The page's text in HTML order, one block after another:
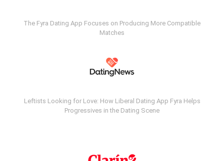
The Fyra Dating App Focuses on Producing More Compatible
Matches
Leftists Looking for Love: How Liberal Dating App Fyra Helps
Progressives in the Dating Scene